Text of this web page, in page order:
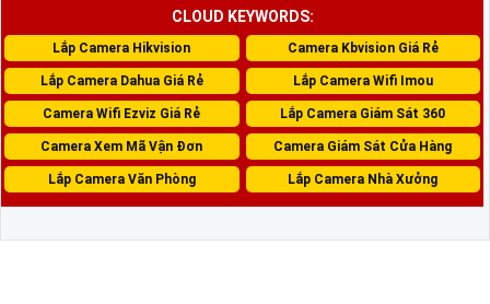
CLOUD KEYWORDS:
Lắp Camera Hikvision Camera Kbvision Giá Rẻ
Lắp Camera Dahua Giá Rẻ Lắp Camera Wifi Imou
Camera Wifi Ezviz Giá Rẻ Lắp Camera Giám Sát 360
Camera Xem Mã Vận Đơn Camera Giám Sát Cửa Hàng
Lắp Camera Văn Phòng Lắp Camera Nhà Xưởng